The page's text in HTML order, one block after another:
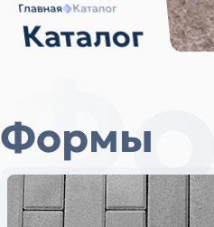
Главная Каталог
Каталог
Формы